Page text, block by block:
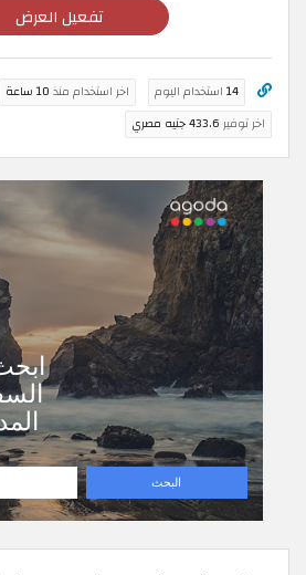
تفعيل العرض
14 استخدام اليوم اخر استخدام منذ 10 ساعة
اخر توفير 433.6 جنيه مصري